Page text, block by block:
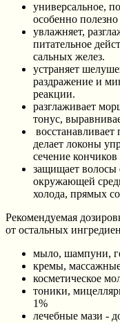
универсальное,
особенно
увлажняет,
питательное
сальных желез.
устраняет
раздражение и
реакции.
разглаживает
тонус,
делает локоны
сечение кончиков
защищает волосы
окружающей
холода, прямых
Рекомендуемая
от остальных
мыло, шампуни,
кремы,
косметическое
тоники,
1%
лечебные мази -